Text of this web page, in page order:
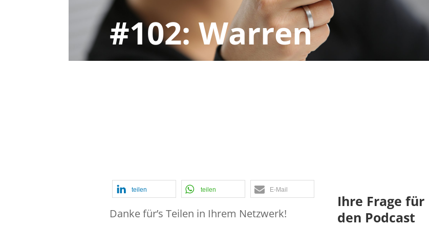
#102: Warren
Buffett, der Pitbull
teilen teilen E-Mail
Danke für’s Teilen in Ihrem Netzwerk!
Ihre Frage für
den Podcast